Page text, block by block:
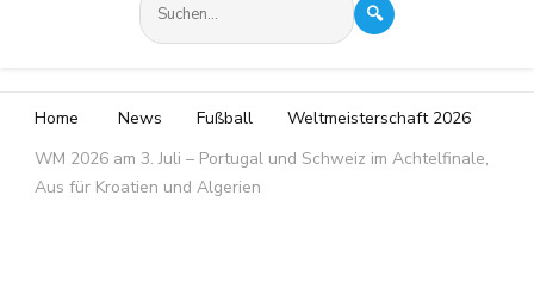
🔍
Home News Fußball
Weltmeisterschaft 2026
WM 2026 am 3. Juli – Portugal und Schweiz im Achtelfinale,
Aus für Kroatien und Algerien